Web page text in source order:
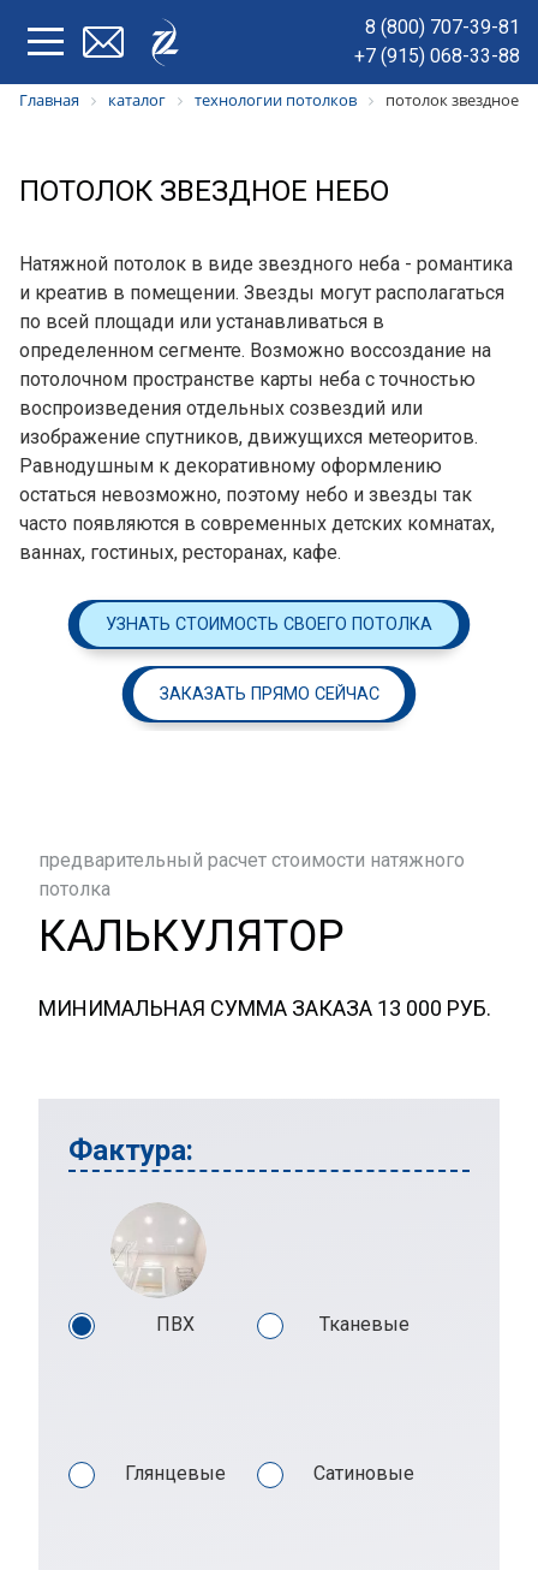
8 (800) 707-39-81
+7 (915) 068-33-88
Главная каталог технологии потолков потолок звездное
ПОТОЛОК ЗВЕЗДНОЕ НЕБО
Натяжной потолок в виде звездного неба - романтика
и креатив в помещении. Звезды могут располагаться
по всей площади или устанавливаться в
определенном сегменте. Возможно воссоздание на
потолочном пространстве карты неба с точностью
воспроизведения отдельных созвездий или
изображение спутников, движущихся метеоритов.
Равнодушным к декоративному оформлению
остаться невозможно, поэтому небо и звезды так
часто появляются в современных детских комнатах,
ваннах, гостиных, ресторанах, кафе.
УЗНАТЬ СТОИМОСТЬ СВОЕГО ПОТОЛКА
ЗАКАЗАТЬ ПРЯМО СЕЙЧАС
предварительный расчет стоимости натяжного
потолка
КАЛЬКУЛЯТОР
МИНИМАЛЬНАЯ СУММА ЗАКАЗА 13 000 РУБ.
Фактура:
ПВХ Тканевые
Глянцевые Сатиновые